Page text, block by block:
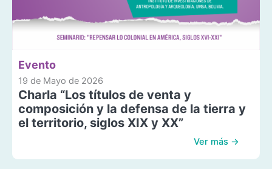
Evento
19 de Mayo de 2026
Charla “Los títulos de venta y
composición y la defensa de la tierra y
el territorio, siglos XIX y XX”
Ver más →